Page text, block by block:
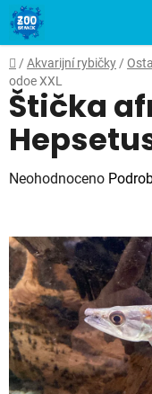
Přejít
na
obsah
Domů
/ Akvarijní rybičky /
odoe XXL
Štička
Průměrné
je
0,0
z
5
hvězdiček.
Neohodnoceno